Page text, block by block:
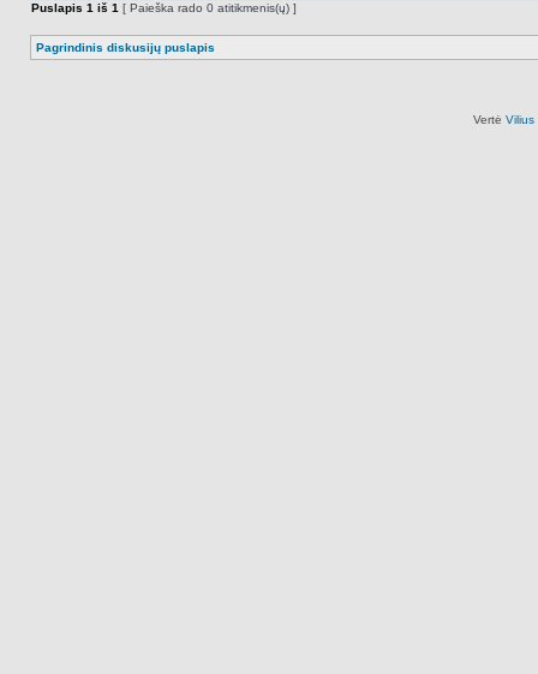
Puslapis 1 iš 1 [ Paieška rado 0 atitikmenis(ų) ]
Pagrindinis diskusijų puslapis
Vertė Vilius